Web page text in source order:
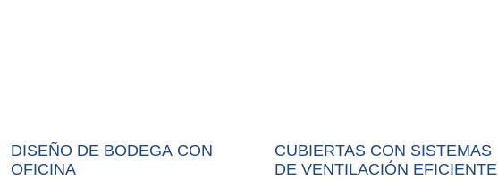
DISEÑO DE BODEGA CON
OFICINA
CUBIERTAS CON SISTEMAS
DE VENTILACIÓN EFICIENTE